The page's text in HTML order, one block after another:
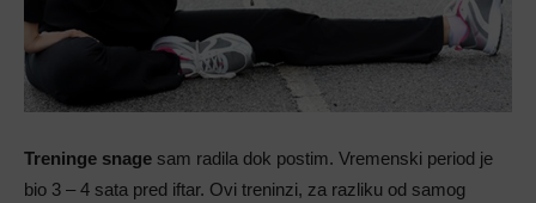
Treninge snage sam radila dok postim. Vremenski period je
bio 3 – 4 sata pred iftar. Ovi treninzi, za razliku od samog